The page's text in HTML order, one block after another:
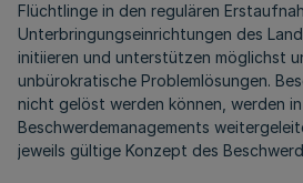
Flüchtlinge in den regulären
Unterbringungseinrichtungen des
initiieren und unterstützen möglichst
unbürokratische Problemlösungen.
nicht gelöst werden können, werden
Beschwerdemanagements
jeweils gültige Konzept des